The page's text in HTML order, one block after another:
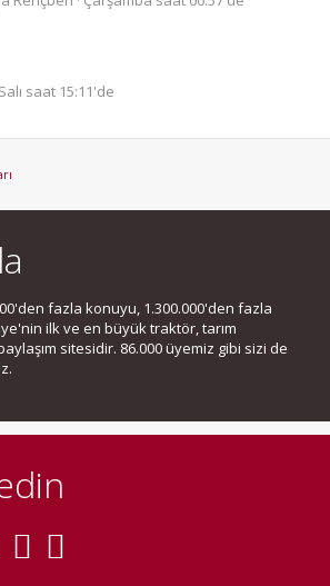
Salı saat 15:11'de
fazla konuyu, 1.300.000'den fazla
ilk ve en büyük traktör, tarım
sitesidir. 86.000 üyemiz gibi sizi de